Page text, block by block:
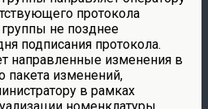
протокола
не позднее
подписания протокола.
направленные изменения в
пакета изменений,
в рамках
номенклатуры.